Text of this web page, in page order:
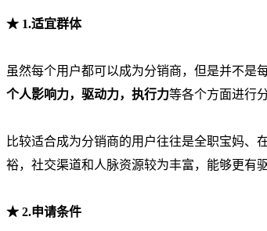
★ 1.适宜群体
虽然每个用户都可以成为分销商，但是并不是
个人影响力，驱动力，执行力等各个方面进行分
比较适合成为分销商的用户往往是全职宝妈、
裕，社交渠道和人脉资源较为丰富，能够更有
★ 2.申请条件